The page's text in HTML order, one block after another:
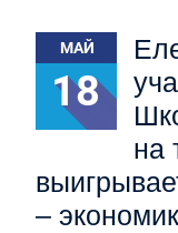
МАЙ
18
на
–